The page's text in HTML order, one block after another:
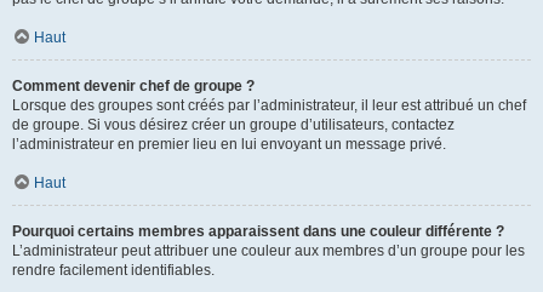
Haut
Comment devenir chef de groupe ?
Lorsque des groupes sont créés par l’administrateur, il leur est attribué un chef
de groupe. Si vous désirez créer un groupe d’utilisateurs, contactez
l’administrateur en premier lieu en lui envoyant un message privé.
Haut
Pourquoi certains membres apparaissent dans une couleur différente ?
L’administrateur peut attribuer une couleur aux membres d’un groupe pour les
rendre facilement identifiables.